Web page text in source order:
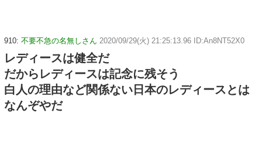
910: 不要不急の名無しさん 2020/09/29(火) 21:25:13.96 ID:An8NT52X0
レディースは健全だ
だからレディースは記念に残そう
白人の理由など関係ない日本のレディースとは
なんぞやだ